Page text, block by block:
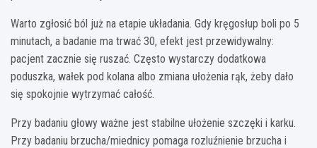
Warto zgłosić ból już na etapie układania. Gdy kręgosłup boli po 5
minutach, a badanie ma trwać 30, efekt jest przewidywalny:
pacjent zacznie się ruszać. Często wystarczy dodatkowa
poduszka, wałek pod kolana albo zmiana ułożenia rąk, żeby dało
się spokojnie wytrzymać całość.
Przy badaniu głowy ważne jest stabilne ułożenie szczęki i karku.
Przy badaniu brzucha/miednicy pomaga rozluźnienie brzucha i